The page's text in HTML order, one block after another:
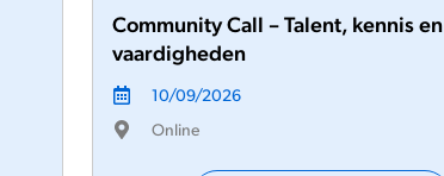
Community Call – Talent, kennis en
vaardigheden
10/09/2026
Online